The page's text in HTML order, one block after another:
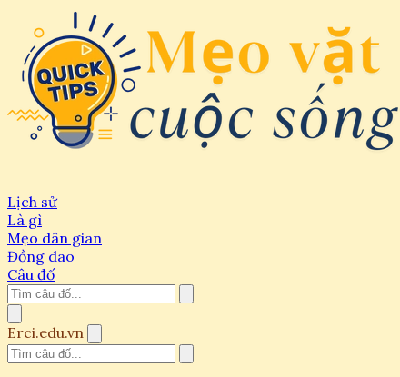
Lịch sử
Là gì
Mẹo dân gian
Đồng dao
Câu đố
Erci.edu.vn